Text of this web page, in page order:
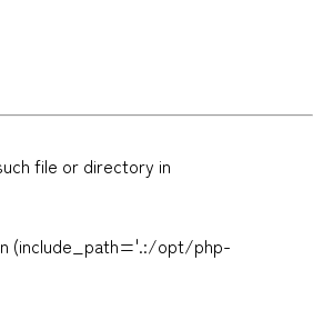
file or directory in
(include_path='.:/opt/php-